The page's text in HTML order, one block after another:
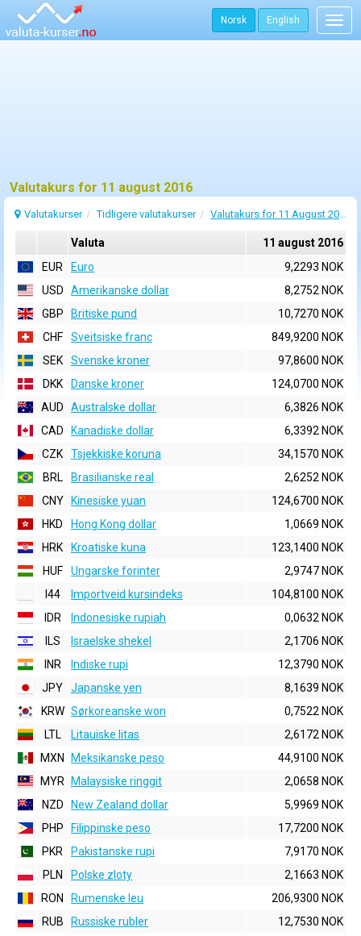
Norsk English
Valutakurs for 11 august 2016
Valutakurser Tidligere valutakurser Valutakurs for 11 August 2016
Valuta
11 august 2016
EUR
Euro
9,2293 NOK
USD
Amerikanske dollar
8,2752 NOK
GBP
Britiske pund
10,7270 NOK
CHF
Sveitsiske franc
849,9200 NOK
SEK
Svenske kroner
97,8600 NOK
DKK
Danske kroner
124,0700 NOK
AUD
Australske dollar
6,3826 NOK
CAD
Kanadiske dollar
6,3392 NOK
CZK
Tsjekkiske koruna
34,1570 NOK
BRL
Brasilianske real
2,6252 NOK
CNY
Kinesiske yuan
124,6700 NOK
HKD
Hong Kong dollar
1,0669 NOK
HRK
Kroatiske kuna
123,1400 NOK
HUF
Ungarske forinter
2,9747 NOK
I44
Importveid kursindeks
104,8100 NOK
IDR
Indonesiske rupiah
0,0632 NOK
ILS
Israelske shekel
2,1706 NOK
INR
Indiske rupi
12,3790 NOK
JPY
Japanske yen
8,1639 NOK
KRW Sørkoreanske won
0,7522 NOK
LTL
Litauiske litas
2,6172 NOK
MXN
Meksikanske peso
44,9100 NOK
MYR
Malaysiske ringgit
2,0658 NOK
NZD
New Zealand dollar
5,9969 NOK
PHP
Filippinske peso
17,7200 NOK
PKR
Pakistanske rupi
7,9170 NOK
PLN
Polske zloty
2,1663 NOK
RON
Rumenske leu
206,9300 NOK
RUB
Russiske rubler
12,7530 NOK